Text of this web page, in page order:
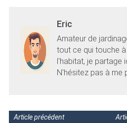
Eric
Amateur de
tout ce qui touche
l'habitat, je partage
N'hésitez pas à me
Article précédent